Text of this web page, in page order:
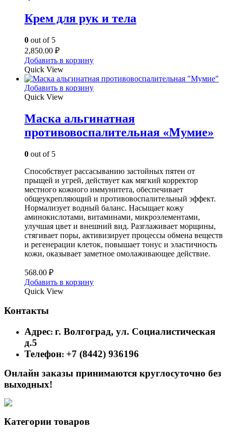
Крем для рук и тела
0 out of 5
2,850.00 ₽
Добавить в корзину
Quick View
Добавить в корзину
Quick View
Маска альгинатная
противовоспалительная «Мумие»
0 out of 5
Способствует рассасыванию застойных пятен от
прыщей и угрей, действует как мягкий корректор
местного кожного иммунитета, обеспечивает
общеукрепляющий и противовоспалительный эффект.
Нормализует водный баланс. Насыщает кожу
аминокислотами, витаминами, микроэлементами,
улучшая цвет и внешний вид. Разглаживает морщины,
стягивает поры, активизирует процессы обмена веществ
и регенерации клеток, повышает тонус и эластичность
кожи, оказывает заметное омолаживающее действие.
568.00 ₽
Добавить в корзину
Quick View
Контакты
Адрес: г. Волгоград, ул. Социалистическая
д.5
Телефон: +7 (8442) 936196
Онлайн заказы принимаются круглосуточно без
выходных!
Категории товаров